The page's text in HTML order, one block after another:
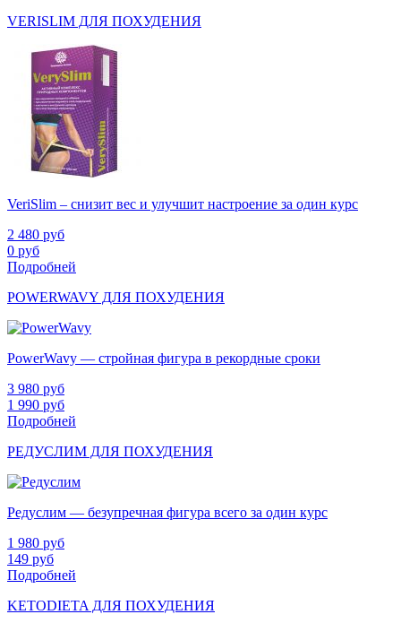
VERISLIM ДЛЯ ПОХУДЕНИЯ
VeriSlim – снизит вес и улучшит настроение за один курс
2 480 руб
0 руб
Подробней
POWERWAVY ДЛЯ ПОХУДЕНИЯ
PowerWavy — стройная фигура в рекордные сроки
3 980 руб
1 990 руб
Подробней
РЕДУСЛИМ ДЛЯ ПОХУДЕНИЯ
Редуслим — безупречная фигура всего за один курс
1 980 руб
149 руб
Подробней
KETODIETA ДЛЯ ПОХУДЕНИЯ